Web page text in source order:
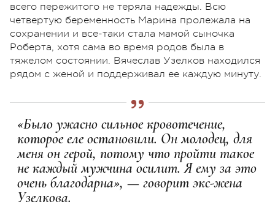
всего пережитого не теряла надежды. Всю
четвертую беременность Марина пролежала на
сохранении и все-таки стала мамой сыночка
Роберта, хотя сама во время родов была в
тяжелом состоянии. Вячеслав Узелков находился
рядом с женой и поддерживал ее каждую минуту.
«Было ужасно сильное кровотечение,
которое еле остановили. Он молодец, для
меня он герой, потому что пройти такое
не каждый мужчина осилит. Я ему за это
очень благодарна», — говорит экс-жена
Узелкова.